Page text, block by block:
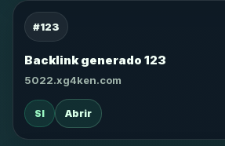
#123
Backlink generado 123
5022.xg4ken.com
SI Abrir